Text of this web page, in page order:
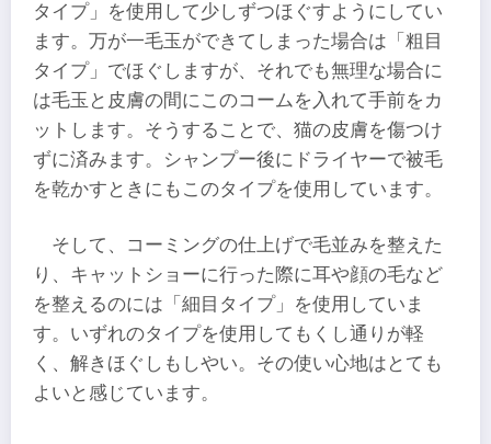
タイプ」を使用して少しずつほぐすようにしてい
ます。万が一毛玉ができてしまった場合は「粗目
タイプ」でほぐしますが、それでも無理な場合に
は毛玉と皮膚の間にこのコームを入れて手前をカ
ットします。そうすることで、猫の皮膚を傷つけ
ずに済みます。シャンプー後にドライヤーで被毛
を乾かすときにもこのタイプを使用しています。
そして、コーミングの仕上げで毛並みを整えた
り、キャットショーに行った際に耳や顔の毛など
を整えるのには「細目タイプ」を使用していま
す。いずれのタイプを使用してもくし通りが軽
く、解きほぐしもしやい。その使い心地はとても
よいと感じています。